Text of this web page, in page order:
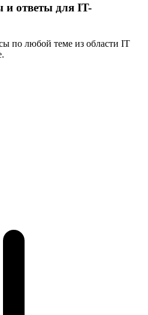
ответы для IT-
по любой теме из области IT